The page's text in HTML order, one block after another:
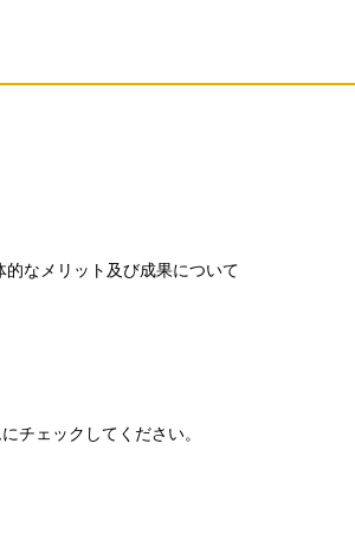
的なメリット及び成果について
チェックしてください。